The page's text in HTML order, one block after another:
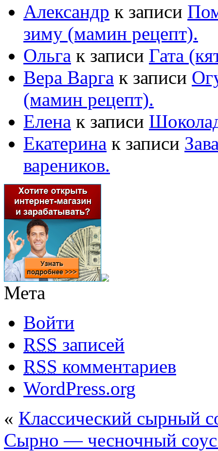
Александр к записи
зиму (мамин рецепт).
Ольга к записи Гата
Вера Варга к записи
(мамин рецепт).
Елена к записи
Екатерина к записи
вареников.
Мета
Войти
RSS записей
RSS комментариев
WordPress.org
« Классический сырный
Сырно — чесночный